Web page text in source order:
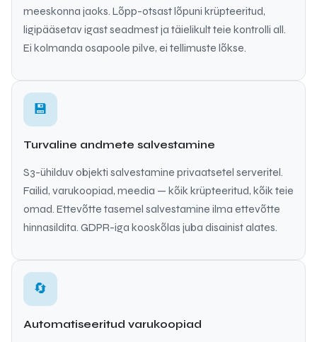
meeskonna jaoks. Lõpp-otsast lõpuni krüpteeritud,
ligipääsetav igast seadmest ja täielikult teie kontrolli all.
Ei kolmanda osapoole pilve, ei tellimuste lõkse.
💾
Turvaline andmete salvestamine
S3-ühilduv objekti salvestamine privaatsetel serveritel.
Failid, varukoopiad, meedia — kõik krüpteeritud, kõik teie
omad. Ettevõtte tasemel salvestamine ilma ettevõtte
hinnasildita. GDPR-iga kooskõlas juba disainist alates.
🔄
Automatiseeritud varukoopiad